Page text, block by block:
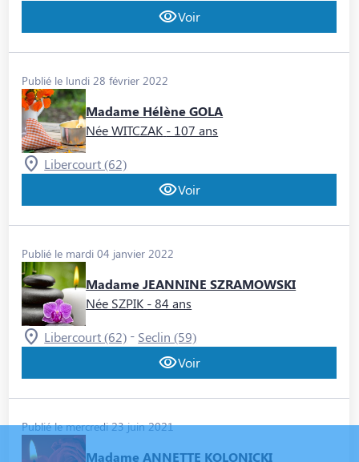
Voir
Publié le lundi 28 février 2022
Madame Hélène GOLA
Née WITCZAK - 107 ans
Libercourt (62)
Voir
Publié le mardi 04 janvier 2022
Madame JEANNINE SZRAMOWSKI
Née SZPIK - 84 ans
Libercourt (62) - Seclin (59)
Voir
Publié le mercredi 23 juin 2021
Madame ANNETTE KOLONICKI